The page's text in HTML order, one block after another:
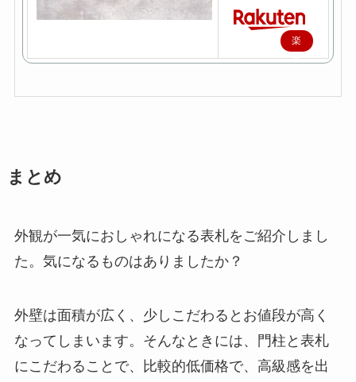
楽
天
まとめ
外観が一気におしゃれになる表札をご紹介しまし
た。気になるものはありましたか？
外壁は面積が広く、少しこだわるとお値段が高く
なってしまいます。そんなときには、門柱と表札
にこだわることで、比較的低価格で、高級感を出